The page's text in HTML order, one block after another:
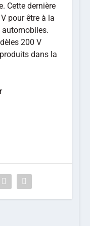
Cette dernière
pour être à la
automobiles.
200 V
dans la